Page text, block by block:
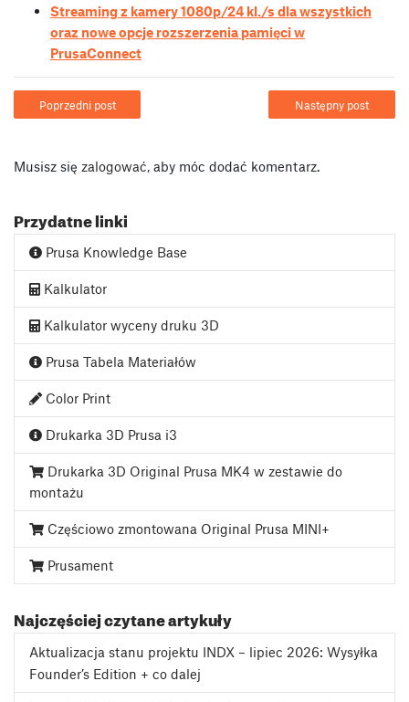
Streaming z kamery 1080p/24 kl./s dla wszystkich
oraz nowe opcje rozszerzenia pamięci w
PrusaConnect
Poprzedni post Następny post
Musisz się zalogować, aby móc dodać komentarz.
Przydatne linki
Prusa Knowledge Base
Kalkulator
Kalkulator wyceny druku 3D
Prusa Tabela Materiałów
Color Print
Drukarka 3D Prusa i3
Drukarka 3D Original Prusa MK4 w zestawie do
montażu
Częściowo zmontowana Original Prusa MINI+
Prusament
Najczęściej czytane artykuły
Aktualizacja stanu projektu INDX – lipiec 2026: Wysyłka
Founder’s Edition + co dalej